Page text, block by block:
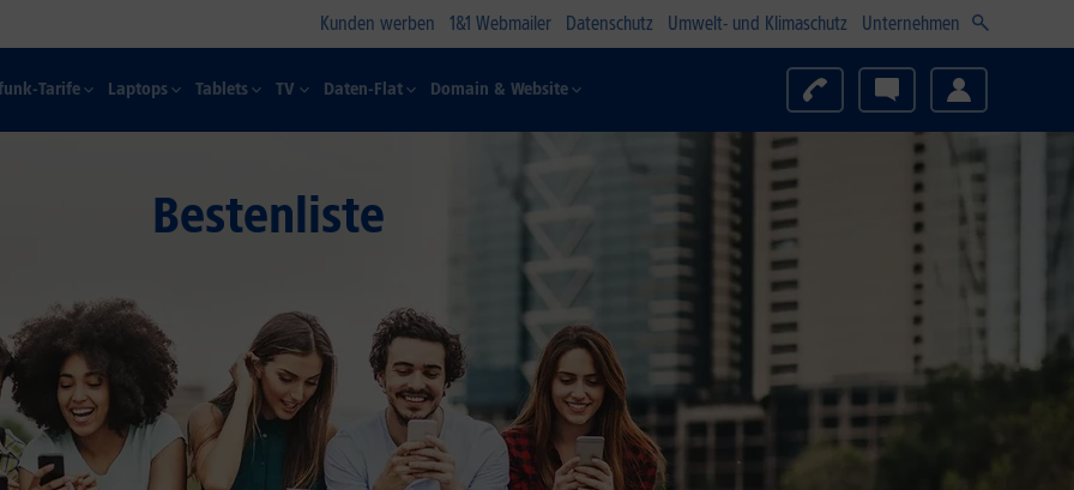
Kunden werben 1&1 Webmailer Datenschutz Umwelt- und Klimaschutz Unternehmen
Tarife Laptops Tablets TV Daten-Flat Domain & Website
Bestenliste